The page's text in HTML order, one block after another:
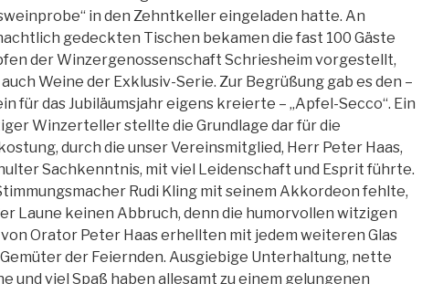
in den Zehntkeller eingeladen hatte. An
gedeckten Tischen bekamen die fast 100 Gäste
der Winzergenossenschaft Schriesheim vorgestellt,
Weine der Exklusiv-Serie. Zur Begrüßung gab es den –
für das Jubiläumsjahr eigens kreierte – „Apfel-Secco“. Ein
Winzerteller stellte die Grundlage dar für die
durch die unser Vereinsmitglied, Herr Peter Haas,
Sachkenntnis, mit viel Leidenschaft und Esprit führte.
Rudi Kling mit seinem Akkordeon fehlte,
Laune keinen Abbruch, denn die humorvollen witzigen
von Orator Peter Haas erhellten mit jedem weiteren Glas
der Feiernden. Ausgiebige Unterhaltung, nette
und viel Spaß haben allesamt zu einem gelungenen